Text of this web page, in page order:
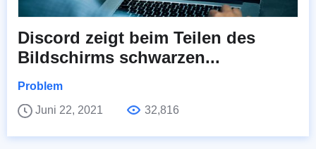
Discord zeigt beim Teilen des
Bildschirms schwarzen...
Problem
Juni 22, 2021
32,816